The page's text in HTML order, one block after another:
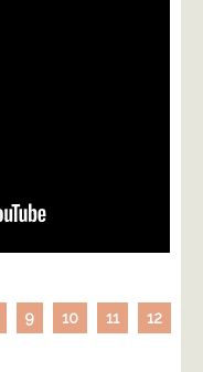
9 10 11 12